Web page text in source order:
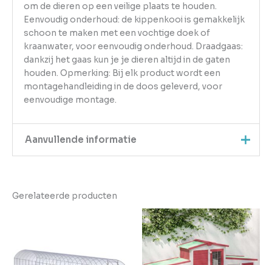
om de dieren op een veilige plaats te houden.
Eenvoudig onderhoud: de kippenkooi is gemakkelijk
schoon te maken met een vochtige doek of
kraanwater, voor eenvoudig onderhoud. Draadgaas:
dankzij het gaas kun je je dieren altijd in de gaten
houden. Opmerking: Bij elk product wordt een
montagehandleiding in de doos geleverd, voor
eenvoudige montage.
Aanvullende informatie
EAN
62.32
pakketten in
Gerelateerde producten